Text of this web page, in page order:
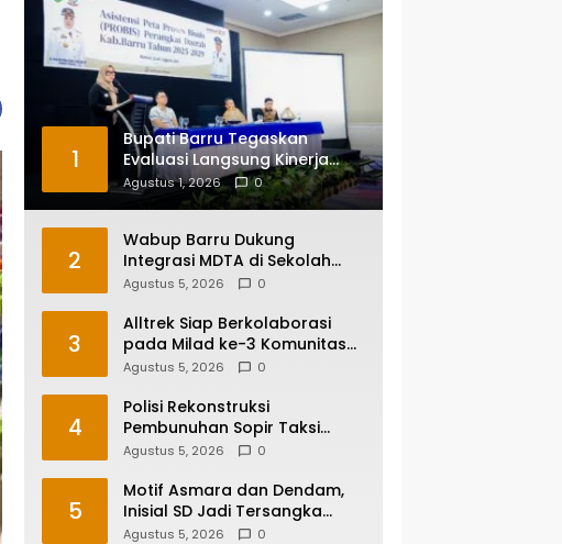
1
Bupati Barru Tegaskan
Evaluasi Langsung Kinerja
Kepala OPD, Reformasi
Birokrasi Jadi Prioritas
Agustus 1, 2026 0
2
Wabup Barru Dukung
Integrasi MDTA di Sekolah
Umum, Siapkan Regulasi
Agustus 5, 2026 0
3
Alltrek Siap Berkolaborasi
pada Milad ke-3 Komunitas
Camping IKA Smandel
Agustus 5, 2026 0
4
Polisi Rekonstruksi
Pembunuhan Sopir Taksi
Online di Maros, Tersangka
Agustus 5, 2026 0
5
Motif Asmara dan Dendam,
Inisial SD Jadi Tersangka
Pembunuhan Sopir Taksi
Agustus 5, 2026 0